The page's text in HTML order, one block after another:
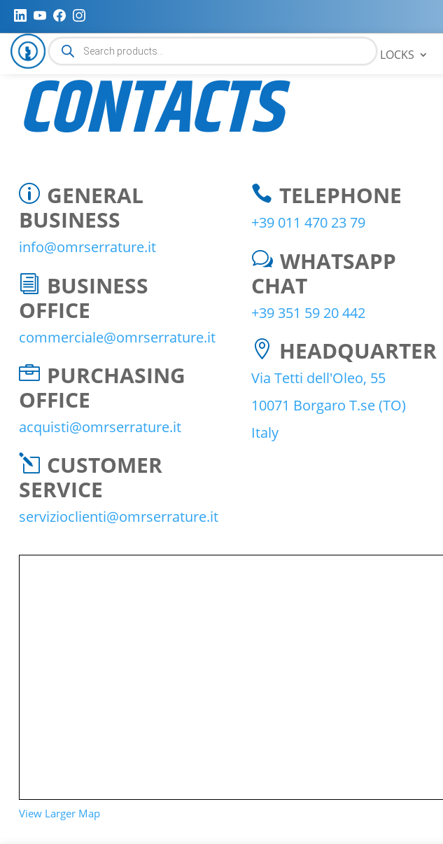
Products
search LOCKS
CONTACTS
p GENERAL
BUSINESS
info@omrserrature.it
i BUSINESS
OFFICE
commerciale@omrserrature.it
 PURCHASING
OFFICE
acquisti@omrserrature.it
l CUSTOMER
SERVICE
servizioclienti@omrserrature.it
 TELEPHONE
+39 011 470 23 79
w WHATSAPP
CHAT
+39 351 59 20 442
 HEADQUARTER
Via Tetti dell'Oleo, 55
10071 Borgaro T.se (TO)
Italy
View Larger Map